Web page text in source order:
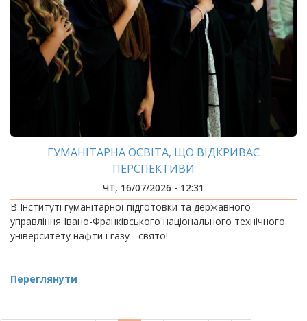
ГУМАНІТАРНА ОСВІТА, ЩО ВІДКРИВАЄ
ПЕРСПЕКТИВИ
ЧТ, 16/07/2026 - 12:31
В Інституті гуманітарної підготовки та державного
управління Івано-Франківського національного технічного
університету нафти і газу - свято!
Переглянути